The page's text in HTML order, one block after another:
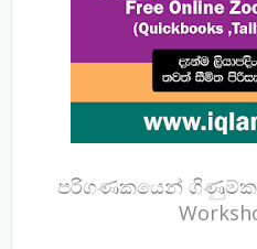
පරිගණකයෙන්